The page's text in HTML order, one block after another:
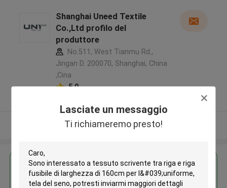
Lasciate un messaggio
Ti richiameremo presto!
Shanghai Uneed Textile
Co.,Ltd profilo del
produttore
No.511, West Tianmu Rd.,
Jingan D. 200070, Shanghai, China
,Cina
5.0
Osservi più
Ottieni il miglior prezzo per